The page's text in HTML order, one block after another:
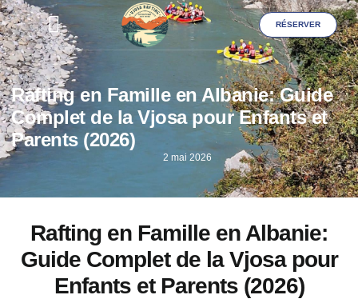
RÉSERVER
Rafting en Famille en Albanie: Guide
Complet de la Vjosa pour Enfants et
Parents (2026)
2 mai 2026
Rafting en Famille en Albanie:
Guide Complet de la Vjosa pour
Enfants et Parents (2026)